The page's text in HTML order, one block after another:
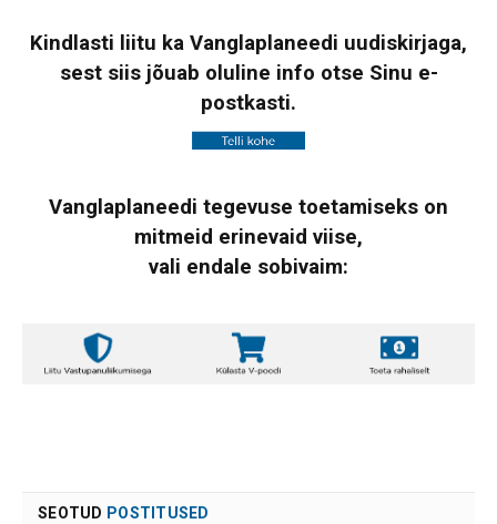
Kindlasti liitu ka Vanglaplaneedi uudiskirjaga,
sest siis jõuab oluline info otse Sinu e-
postkasti.
Vanglaplaneedi tegevuse toetamiseks on
mitmeid erinevaid viise,
vali endale sobivaim:
SEOTUD POSTITUSED